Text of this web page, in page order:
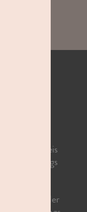
im Basispreis
cm Abzugs
Anzahl der